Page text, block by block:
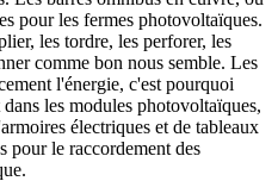
pour les fermes photovoltaïques.
les tordre, les perforer, les
comme bon nous semble. Les
l'énergie, c'est pourquoi
les modules photovoltaïques,
électriques et de tableaux
pour le raccordement des